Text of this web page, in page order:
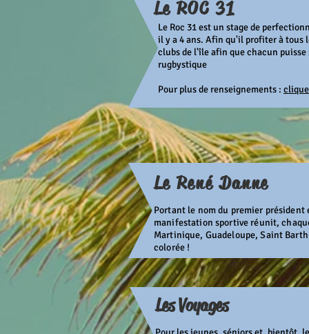
Le ROC 31
Le Roc 31 est un stage de
il y a 4 ans. Afin qu'il profiter à tous
clubs de l'île afin que chacun puisse
rugbystique
Pour plus de renseignements :
Le René Danne
Portant le nom du premier
manifestation sportive réunit,
Martinique, Guadeloupe, Saint
colorée !
Les Voyages